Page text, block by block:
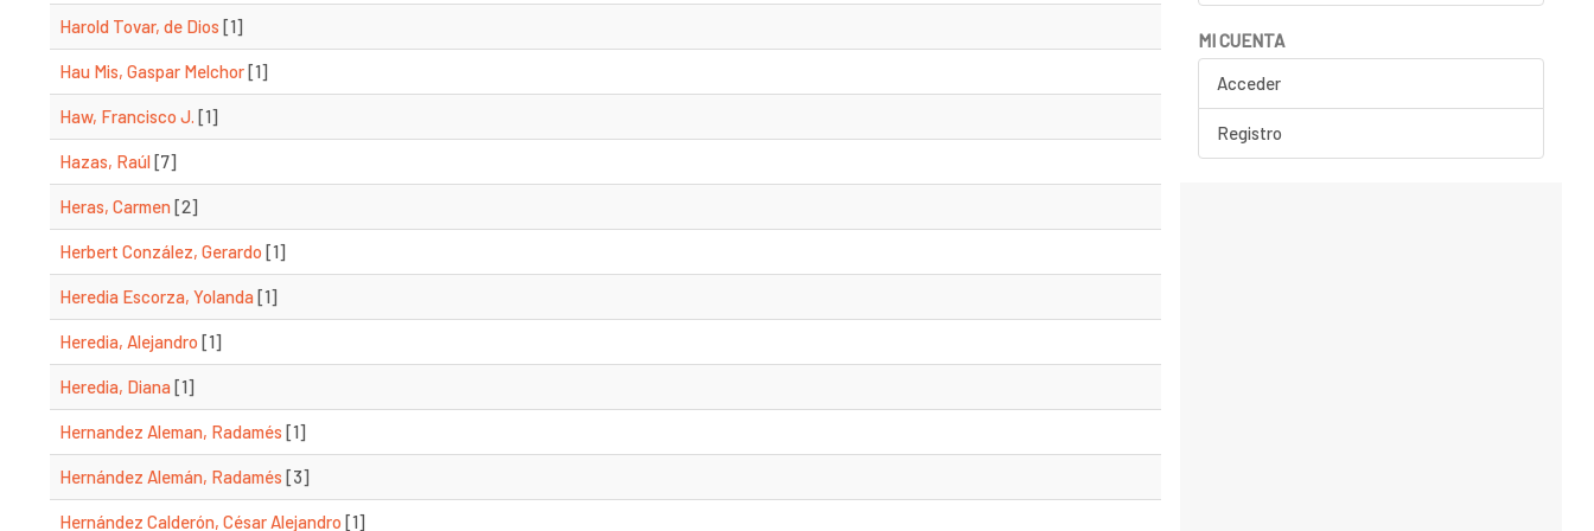
Harold Tovar, de Dios [1]
Hau Mis, Gaspar Melchor[1]
Haw, Francisco J. [1]
Hazas, Raúl[7]
Heras, Carmen[2]
Herbert Conzález, Gerardo [1]
Heredia Escorza, Yolanda[1]
Heredia, Alejandro [1]
Heredia, Diana[1]
Hernandez Aleman, Radamés [1]
Hernández Alemán, Radamés [3]
Hernández Calderón, César Alejandro [1]
MI CUENTA
Acceder
Registro